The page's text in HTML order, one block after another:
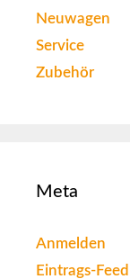
Neuwagen
Service
Zubehör
Meta
Anmelden
Eintrags-Feed